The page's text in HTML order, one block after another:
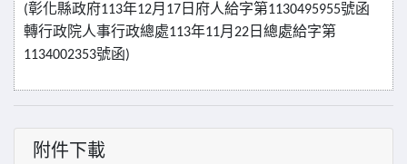
(彰化縣政府113年12月 17 日府人給字第1130495955號函
轉行政院人事行政總處113年11月 22 日總處給字第
1134002353號函)
附件下載